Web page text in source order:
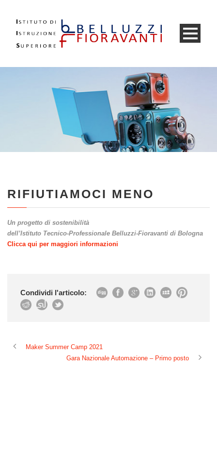
RIFIUTIAMOCI MENO
Un progetto di sostenibilità
dell’Istituto Tecnico-Professionale Belluzzi-Fioravanti di Bologna
Clicca qui per maggiori informazioni
Condividi l'articolo:
Maker Summer Camp 2021
Gara Nazionale Automazione – Primo posto